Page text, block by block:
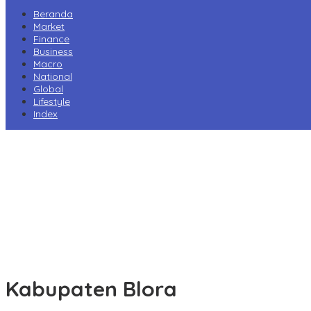
Beranda
Market
Finance
Business
Macro
National
Global
Lifestyle
Index
Kabupaten Blora